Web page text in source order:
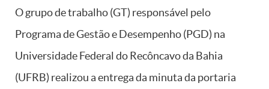
O grupo de trabalho (GT) responsável pelo
Programa de Gestão e Desempenho (PGD) na
Universidade Federal do Recôncavo da Bahia
(UFRB) realizou a entrega da minuta da portaria